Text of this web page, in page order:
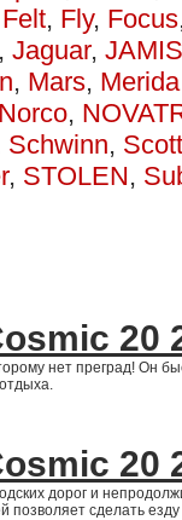
Felt, Fly, Focus
, Jaguar, JAMIS
, Mars, Merida
Norco,
Schwinn, Scott
, STOLEN,
20
нет преград! Он
20
дорог и
позволяет сделать